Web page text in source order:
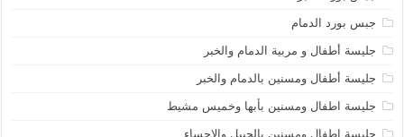
جبس بورد الدمام
جليسة أطفال و مربية الدمام والخبر
جليسة أطفال ومسنين بالدمام والخبر
جليسة اطفال ومسنين بأبها وخميس مشيط
جليسة اطفال ومسنين بالجبيل والاحساء